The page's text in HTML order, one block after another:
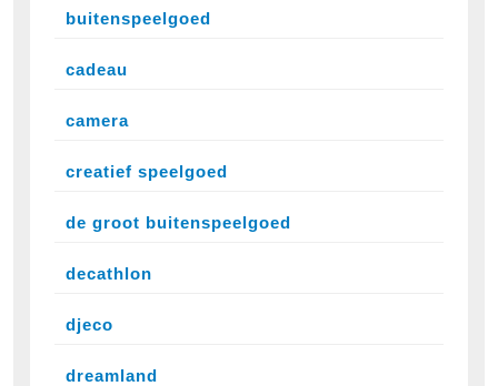
buitenspeelgoed
cadeau
camera
creatief speelgoed
de groot buitenspeelgoed
decathlon
djeco
dreamland